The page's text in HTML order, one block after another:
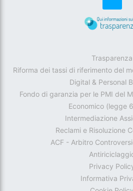
Trasparenza
Riforma dei tassi di riferimento del
Digital & Personal
Fondo di garanzia per le PMI del
Economico (legge
Intermediazione
Reclami e Risoluzione
ACF - Arbitro
Privacy
Informativa